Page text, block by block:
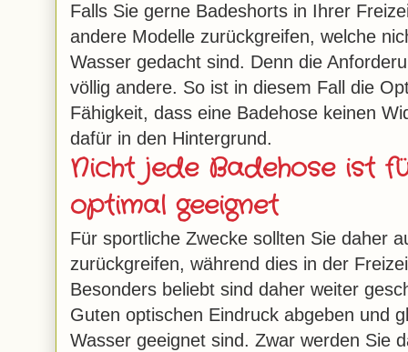
Falls Sie gerne Badeshorts in Ihrer
andere Modelle zurückgreifen, welche
Wasser gedacht sind. Denn die
völlig andere. So ist in diesem Fall die
Fähigkeit, dass eine Badehose keinen
dafür in den Hintergrund.
Nicht jede Badehose ist
optimal geeignet
Für sportliche Zwecke sollten Sie daher
zurückgreifen, während dies in der
Besonders beliebt sind daher weiter
Guten optischen Eindruck abgeben und
Wasser geeignet sind. Zwar werden Sie